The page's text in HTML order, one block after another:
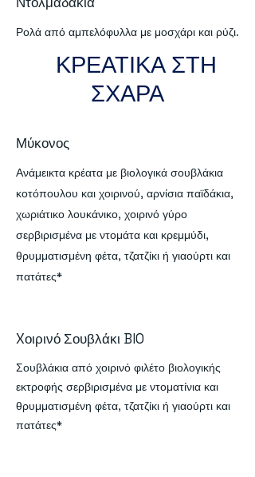
Ρολά από αμπελόφυλλα με μοσχάρι και ρύζι.
ΚΡΕΑΤΙΚΑ ΣΤΗ
ΣΧΑΡΑ
Μύκονος
Ανάμεικτα κρέατα με βιολογικά σουβλάκια
κοτόπουλου και χοιρινού, αρνίσια παϊδάκια,
χωριάτικο λουκάνικο, χοιρινό γύρο
σερβιρισμένα με ντομάτα και κρεμμύδι,
θρυμματισμένη φέτα, τζατζίκι ή γιαούρτι και
πατάτες*
Xοιρινό Σουβλάκι BIO
Σουβλάκια από χοιρινό φιλέτο βιολογικής
εκτροφής σερβιρισμένα με ντοματίνια και
θρυμματισμένη φέτα, τζατζίκι ή γιαούρτι και
πατάτες*